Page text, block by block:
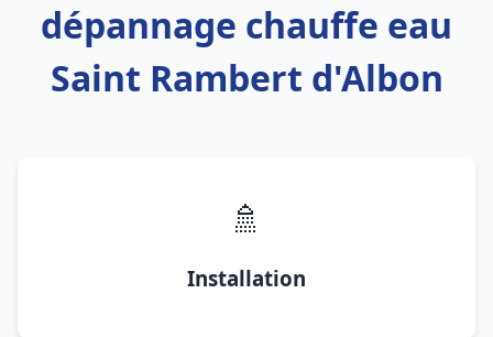
dépannage chauffe eau
Saint Rambert d'Albon
🚿
Installation